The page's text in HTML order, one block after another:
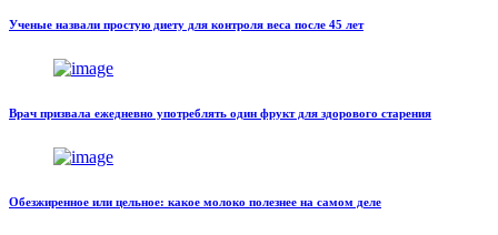
Ученые назвали простую диету для контроля веса после 45 лет
Врач призвала ежедневно употреблять один фрукт для здорового старения
Обезжиренное или цельное: какое молоко полезнее на самом деле